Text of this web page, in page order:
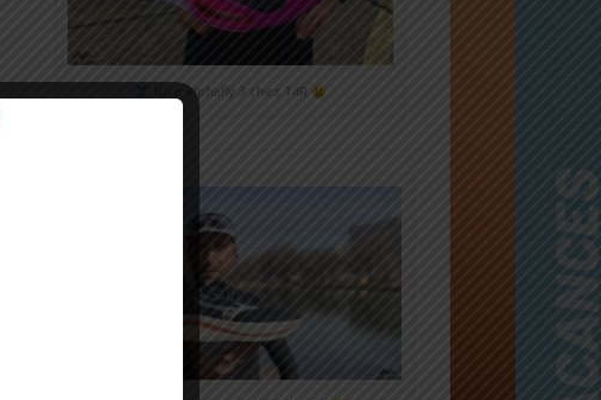
Nike Alphafly 3 chez T4R